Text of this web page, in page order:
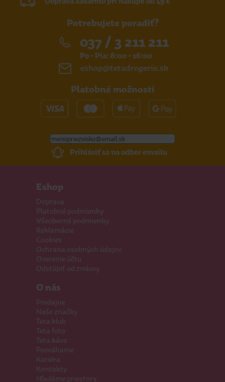
Potrebujete poradiť?
037 / 3 211 211
Po - Pia: 8:00 - 16:00
eshop@tetadrogerie.sk
Platobné možnosti
Prihlásiť sa na odber emailu
Eshop
Doprava
Platobné podmienky
Všeobecné podmienky
Reklamácie
Cookies
Ochrana osobných údajov
Overenie účtu
Odstúpiť od zmluvy
O nás
Predajne
Naše značky
Teta klub
Teta foto
Teta káva
Pomáhame
Kariéra
Kontakty
Hľadáme priestory